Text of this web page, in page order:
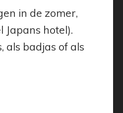
in de zomer,
hotel).
als badjas of als